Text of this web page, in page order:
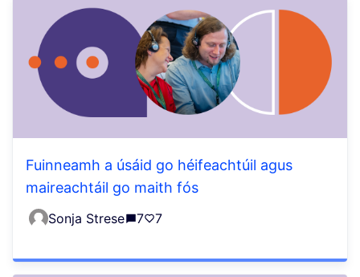
Fuinneamh a úsáid go héifeachtúil agus
maireachtáil go maith fós
Sonja Strese 7 7